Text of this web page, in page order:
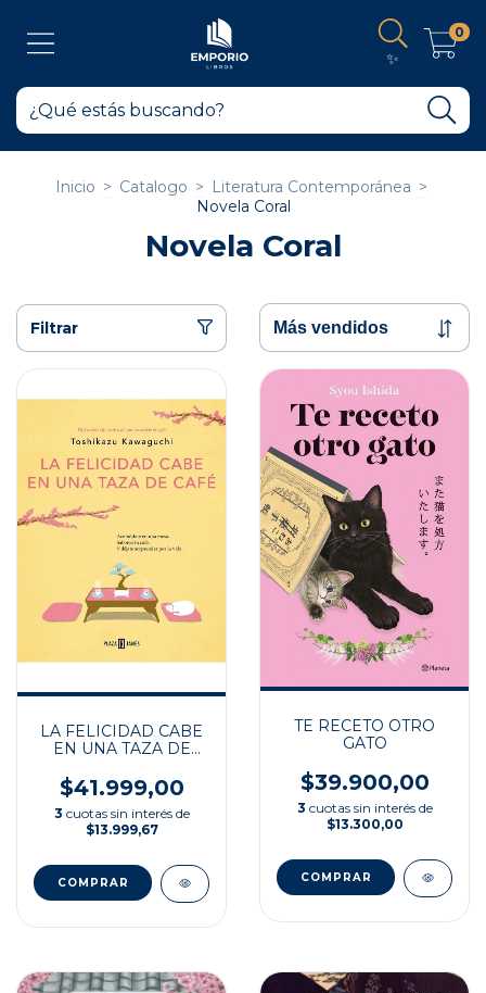
✨
0
Inicio > Catalogo > Literatura Contemporánea >
Novela Coral
Novela Coral
Filtrar
LA FELICIDAD CABE
EN UNA TAZA DE
$41.999,00
3 cuotas sin interés de
$13.999,67
TE RECETO OTRO
GATO
$39.900,00
3 cuotas sin interés de
$13.300,00